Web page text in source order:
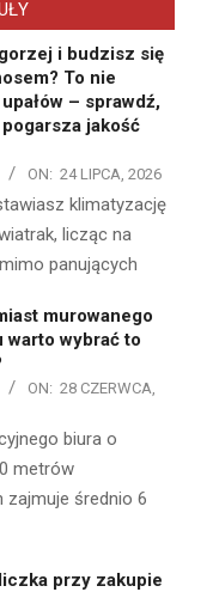
i budzisz się
To nie
– sprawdź,
jakość
ON: 24 LIPCA, 2026
klimatyzację
licząc na
panujących
murowanego
warto wybrać to
ON: 28 CZERWCA,
biura o
metrów
zajmuje średnio 6
przy zakupie